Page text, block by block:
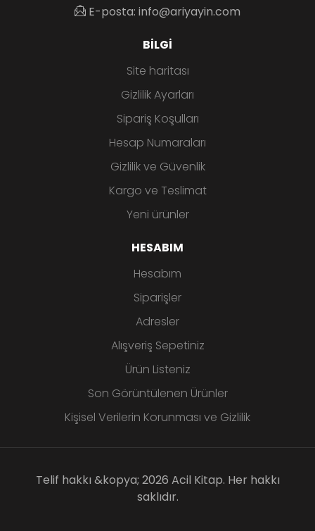
E-posta: info@ariyayin.com
BILGI
Site haritası
Gizlilik Ayarları
Sipariş Koşulları
Hesap Numaraları
Gizlilik ve Güvenlik
Kargo ve Teslimat
Yeni ürünler
HESABIM
Hesabım
Siparişler
Adresler
Alışveriş Sepetiniz
Ürün Listeniz
Son Görüntülenen Ürünler
Kişisel Verilerin Korunması ve Gizlilik
Telif hakkı &kopya; 2026 Acil Kitap. Her hakkı
saklıdır.